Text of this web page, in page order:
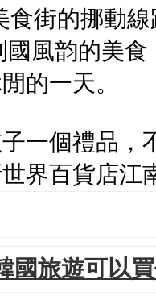
街的挪動
風韵的美
的一天。
一個禮品
界百貨店江
國旅遊可以